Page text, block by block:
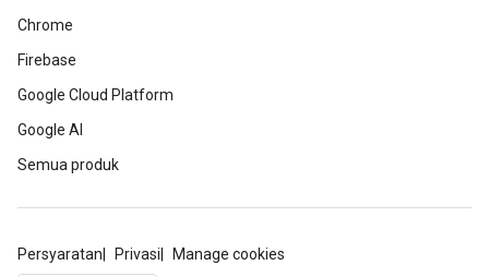
Chrome
Firebase
Google Cloud Platform
Google AI
Semua produk
Persyaratan Privasi Manage cookies